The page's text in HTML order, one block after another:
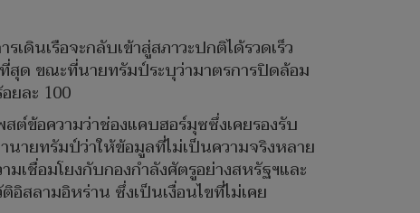
ดินเรือจะกลับเข้าสู่สภาวะปกติได้รวดเร็ว
สุด ขณะที่นายทรัมป์ระบุว่ามาตรการปิดล้อม
ยละ 100
ต์ข้อความว่าช่องแคบฮอร์มุซซึ่งเคยรองรับ
ายทรัมป์ว่าให้ข้อมูลที่ไม่เป็นความจริงหลาย
เชื่อมโยงกับกองกำลังศัตรูอย่างสหรัฐฯและ
สลามอิหร่าน ซึ่งเป็นเงื่อนไขที่ไม่เคย